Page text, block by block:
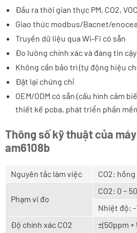
Đầu ra thời gian thực PM, CO2,
Giao thức modbus/Bacnet/
Truyền dữ liệu qua Wi-Fi có sẵn
Đo lường chính xác và đáng tin cậy
Không cần bảo trì (tự động hiệu
Đặt lại chứng chỉ
OEM/ODM có sẵn (cấu hình cảm
thiết kế pcba, phát triển phần
Thông số kỹ thuật của
am6108b
Nguyên tắc làm việc CO2:
Phạm vi đo
CO2: 0 ~
Nhiệt độ: -
Độ chính xác CO2
±(50ppm